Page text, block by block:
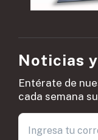
Noticias
Entérate de
cada semana